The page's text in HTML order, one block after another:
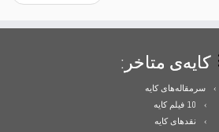
کایه‌ی متاخر:
سرمقاله‌های کایه
10 فیلم کایه
نقدهای کایه